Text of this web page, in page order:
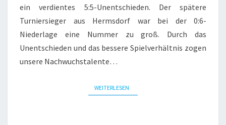
ein verdientes 5:5-Unentschieden. Der spätere
Turniersieger aus Hermsdorf war bei der 0:6-
Niederlage eine Nummer zu groß. Durch das
Unentschieden und das bessere Spielverhältnis zogen
unsere Nachwuchstalente…
WEITERLESEN